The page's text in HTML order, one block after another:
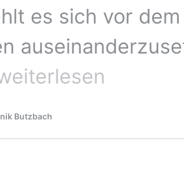
es sich vor
Treppenbau
Butzbach